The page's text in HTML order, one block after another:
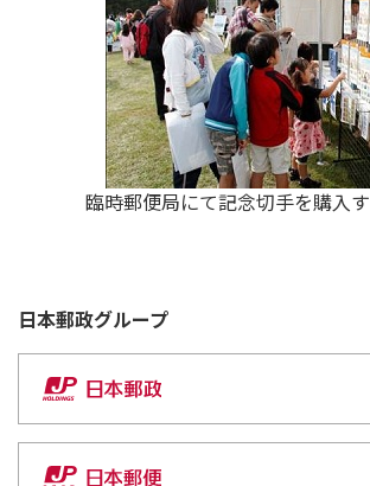
臨時郵便局にて記念切手を購入
日本郵政グループ